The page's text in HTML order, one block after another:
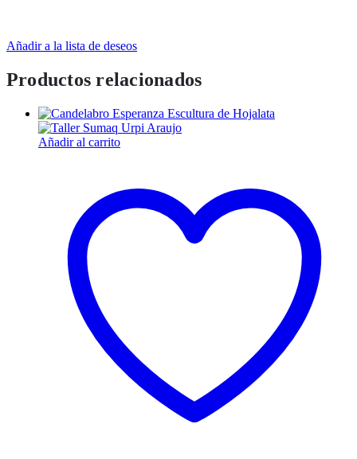
Añadir a la lista de deseos
Productos relacionados
Añadir al carrito